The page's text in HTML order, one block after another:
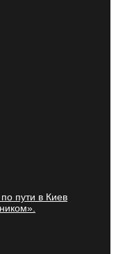
пути в Киев